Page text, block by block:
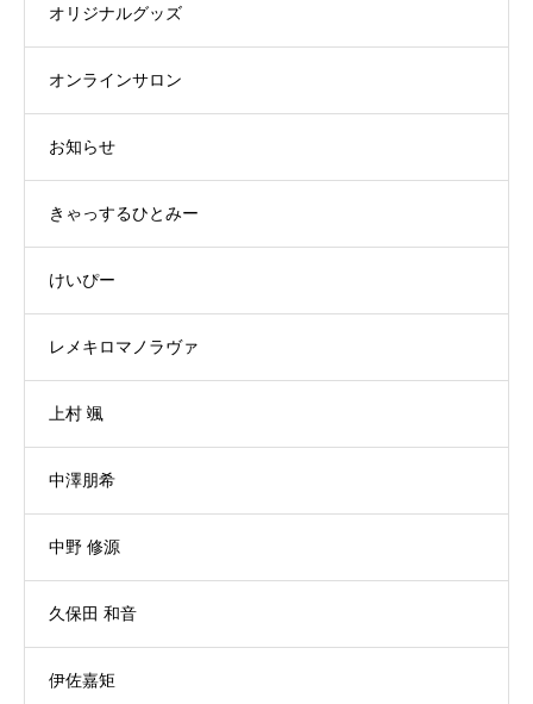
オリジナルグッズ
オンラインサロン
お知らせ
きゃっするひとみー
けいぴー
レメキロマノラヴァ
上村 颯
中澤朋希
中野 修源
久保田 和音
伊佐嘉矩